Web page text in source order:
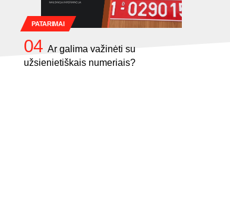
PATARIMAI
Ar galima važinėti su
užsienietiškais numeriais?